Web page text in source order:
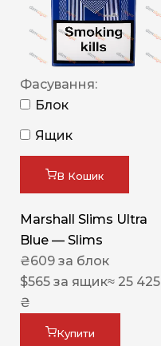
Фасування:
Блок
Ящик
В Кошик
Marshall Slims Ultra
Blue — Slims
₴609 за блок
$565 за ящик≈ 25 425
₴
Купити